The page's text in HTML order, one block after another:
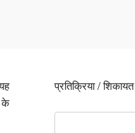
के
प्रतिक्रिया / शिकायत